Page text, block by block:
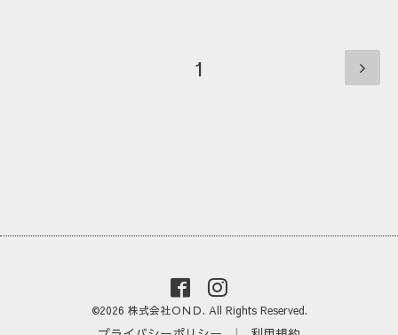
1
©2026 株式会社ＯＮＤ. All Rights Reserved.